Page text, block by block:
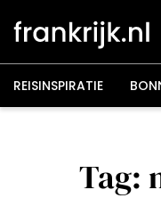
naar
inhoud
REISINSPIRATIE
Tag: